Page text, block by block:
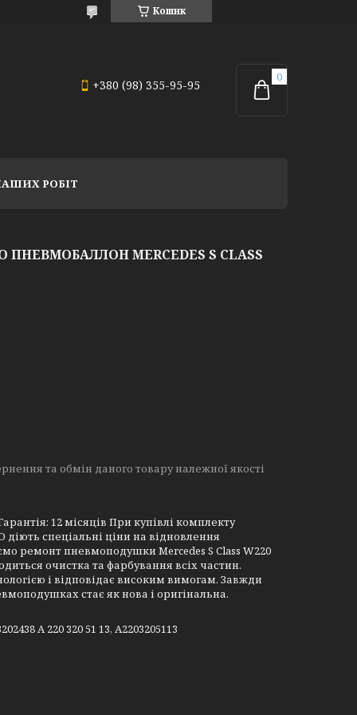
Кошик
+380 (98) 355-95-95
РОБІТ
MERCEDES S CLASS
та обмін даного товару належної якості
12 місяців При купівлі комплекту
спеціальні ціни на відновлення
ремонт пневмоподушки Mercedes S Class W220
очистка та фарбування всіх частин.
і відповідає високим вимогам. Завжди
стає як нова і оригінальна.
A 220 320 51 13, A2203205113